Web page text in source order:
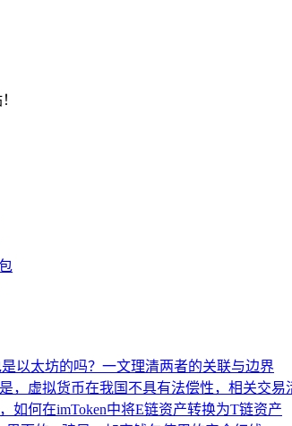
是以太坊的吗？一文理清两者的关联与边界
，虚拟货币在我国不具有法偿性，相关交
如何在imToken中将E链资产转换为T链资产